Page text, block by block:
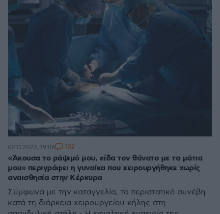
«Άκουσα το ράψιμό μου, είδα τον θάνατο με τα μάτια
μου» περιγράφει η γυναίκα που χειρουργήθηκε χωρίς
αναισθησία στην Κέρκυρα
Σύμφωνα με την καταγγελία, το περιστατικό συνέβη
κατά τη διάρκεια χειρουργείου κήλης στη
02.11.2023, 19:06 102